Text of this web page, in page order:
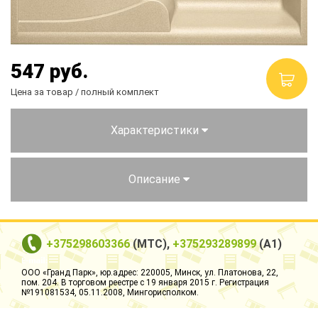
Столы и стулья
Смесители
Главная
О компании
Оплата и доставка
Рассрочка
Контакты
547 руб.
Цена за товар / полный комплект
Характеристики
Описание
+375298603366(МТС), +375293289899(А1)
ООО «Гранд Парк», юр.адрес: 220005, Минск, ул. Платонова, 22,
пом. 204. В торговом реестре с 19 января 2015 г. Регистрация
№191081534, 05.11.2008, Мингорисполком.